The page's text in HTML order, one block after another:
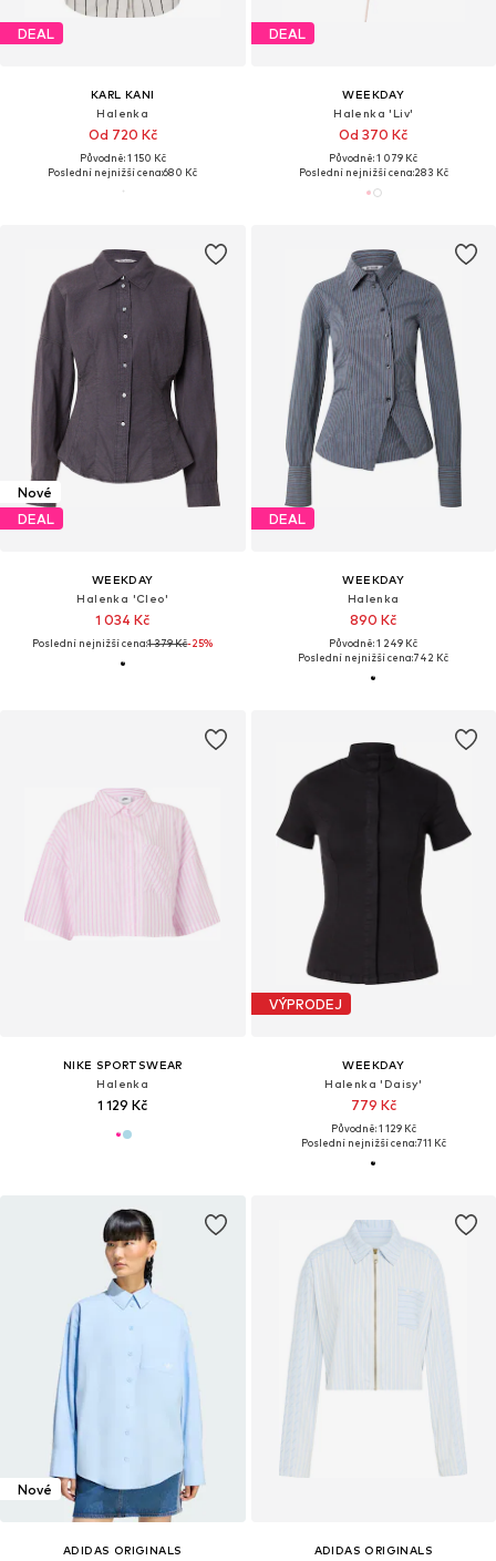
DEAL
KARL KANI
Halenka
Od 720 Kč
Původně: 1 150 Kč
Poslední nejnižší cena:680 Kč
DEAL
WEEKDAY
Halenka 'Liv'
Od 370 Kč
Původně: 1 079 Kč
Poslední nejnižší cena:283 Kč
Nové
DEAL
WEEKDAY
Halenka 'Cleo'
1 034 Kč
Poslední nejnižší cena:1 379 Kč-25%
DEAL
WEEKDAY
Halenka
890 Kč
Původně: 1 249 Kč
Poslední nejnižší cena:742 Kč
NIKE SPORTSWEAR
Halenka
1 129 Kč
VÝPRODEJ
WEEKDAY
Halenka 'Daisy'
779 Kč
Původně: 1 129 Kč
Poslední nejnižší cena:711 Kč
Nové
ADIDAS ORIGINALS
ADIDAS ORIGINALS